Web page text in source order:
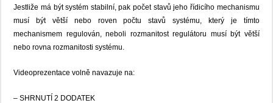
Jestliže má být systém stabilní, pak počet stavů jeho řídicího mechanismu
musí být větší nebo roven počtu stavů systému, který je tímto
mechanismem regulován, neboli rozmanitost regulátoru musí být větší
nebo rovna rozmanitosti systému.
Videoprezentace volně navazuje na:
– SHRNUTÍ 2 DODATEK